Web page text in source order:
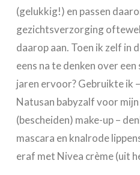
(gelukkig!) en passen
gezichtsverzorging
daarop aan. Toen ik zelf in
eens na te denken over
jaren ervoor? Gebruikte ik
Natusan babyzalf voor
(bescheiden) make-up –
mascara en knalrode
eraf met Nivea crème (uit